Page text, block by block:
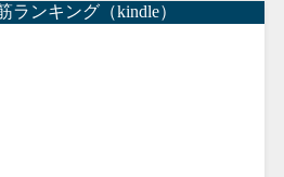
ランキング（kindle）